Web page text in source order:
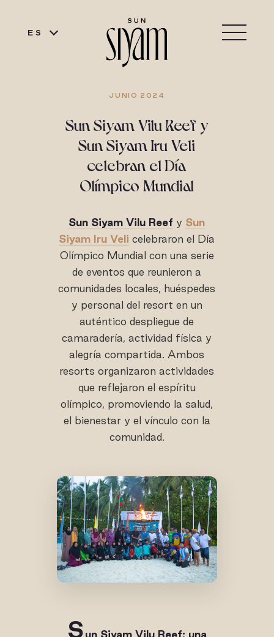
ES
JUNIO 2024
Sun Siyam Vilu Reef y
Sun Siyam Iru Veli
celebran el Día
Olímpico Mundial
Sun Siyam Vilu Reef y Sun
Siyam Iru Veli celebraron el Día
Olímpico Mundial con una serie
de eventos que reunieron a
comunidades locales, huéspedes
y personal del resort en un
auténtico despliegue de
camaradería, actividad física y
alegría compartida. Ambos
resorts organizaron actividades
que reflejaron el espíritu
olímpico, promoviendo la salud,
el bienestar y el vínculo con la
comunidad.
S un Siyam Vilu Reef: una